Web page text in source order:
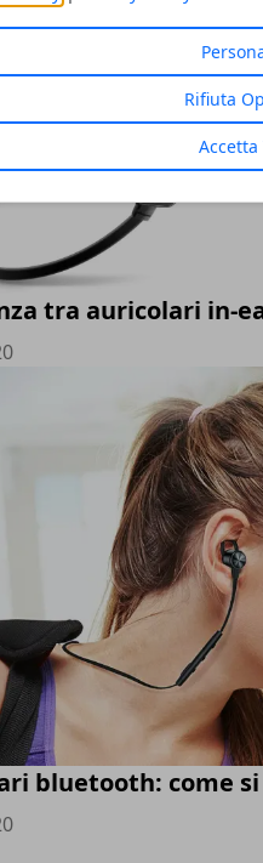
Rifiuta
Accetta
tra auricolari in-
bluetooth: come